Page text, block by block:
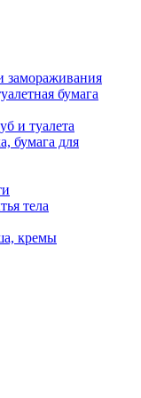
замораживания
бумага
и туалета
бумага для
тела
кремы